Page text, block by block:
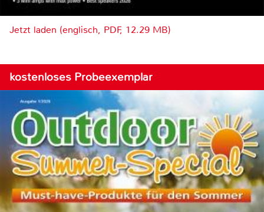
Jetzt laden (englisch, PDF, 12.29 MB)
kostenloses Probeexemplar